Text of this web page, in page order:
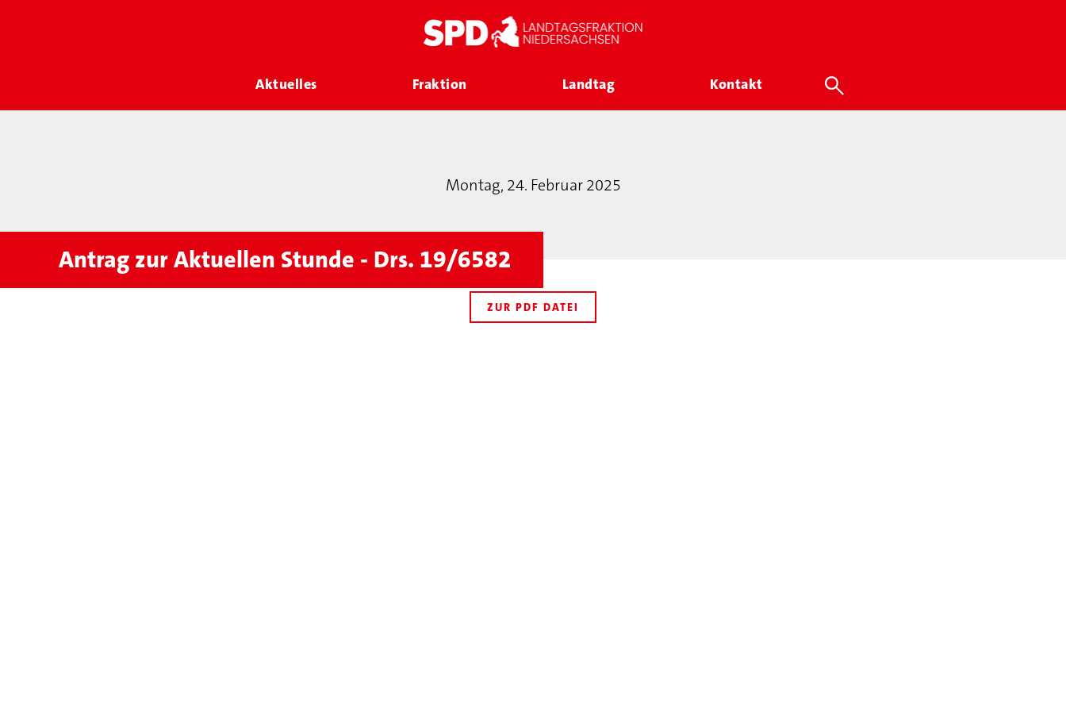
Aktuelles Fraktion Landtag Kontakt
Montag, 24. Februar 2025
Antrag zur Aktuellen Stunde - Drs. 19/6582
ZUR PDF DATEI